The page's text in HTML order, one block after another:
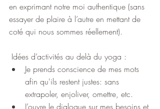
en exprimant notre moi authentique (sans
essayer de plaire à l’autre en mettant de
coté qui nous sommes réellement).
Idées d’activités au delà du yoga :
Je prends conscience de mes mots
afin qu'ils restent justes: sans
extrapoler, enjoliver, omettre, etc.
J’ouvre le dialogue sur mes besoins et